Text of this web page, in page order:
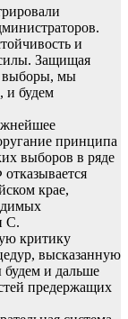
и
Защищая
выборы, мы
и будем
принципа
выборов в ряде
крае,
С.
критику
высказанную
и дальше
предержащих